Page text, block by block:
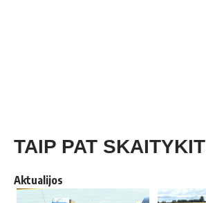
TAIP PAT
Aktualijos